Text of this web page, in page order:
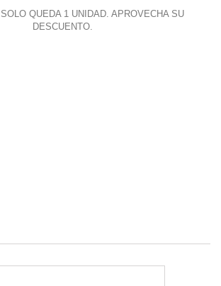
QUEDA 1 UNIDAD. APROVECHA SU
DESCUENTO.